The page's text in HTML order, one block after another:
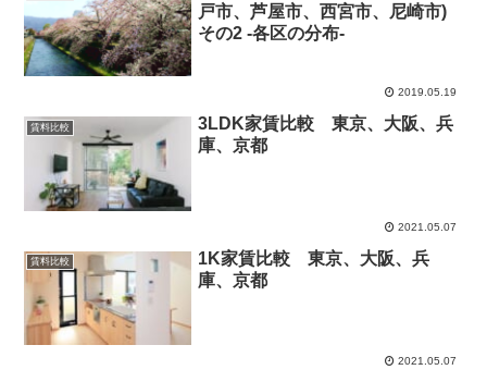
戸市、芦屋市、西宮市、尼崎市)
その2 -各区の分布-
2019.05.19
賃料比較
3LDK家賃比較 東京、大阪、兵
庫、京都
2021.05.07
賃料比較
1K家賃比較 東京、大阪、兵
庫、京都
2021.05.07